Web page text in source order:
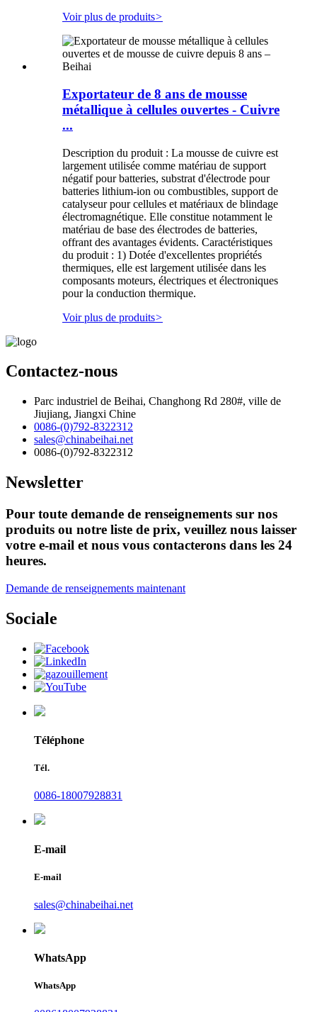
Voir plus de produits>
Exportateur de 8 ans de mousse
métallique à cellules ouvertes - Cuivre
...
Description du produit : La mousse de cuivre est
largement utilisée comme matériau de support
négatif pour batteries, substrat d'électrode pour
batteries lithium-ion ou combustibles, support de
catalyseur pour cellules et matériaux de blindage
électromagnétique. Elle constitue notamment le
matériau de base des électrodes de batteries,
offrant des avantages évidents. Caractéristiques
du produit : 1) Dotée d'excellentes propriétés
thermiques, elle est largement utilisée dans les
composants moteurs, électriques et électroniques
pour la conduction thermique.
Voir plus de produits>
Contactez-nous
Parc industriel de Beihai, Changhong Rd 280#, ville de
Jiujiang, Jiangxi Chine
0086-(0)792-8322312
sales@chinabeihai.net
0086-(0)792-8322312
Newsletter
Pour toute demande de renseignements sur nos
produits ou notre liste de prix, veuillez nous laisser
votre e-mail et nous vous contacterons dans les 24
heures.
Demande de renseignements maintenant
Sociale
Téléphone
Tél.
0086-18007928831
E-mail
E-mail
sales@chinabeihai.net
WhatsApp
WhatsApp